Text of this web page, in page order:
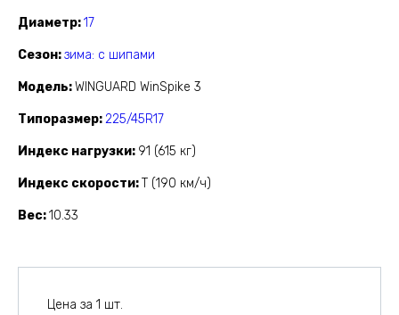
Диаметр 17
Сезон зима: с шипами
Модель WINGUARD WinSpike 3
Типоразмер 225/45R17
Индекс нагрузки 91 (615 кг)
Индекс скорости T (190 км/ч)
Вес 10.33
Цена за 1 шт.